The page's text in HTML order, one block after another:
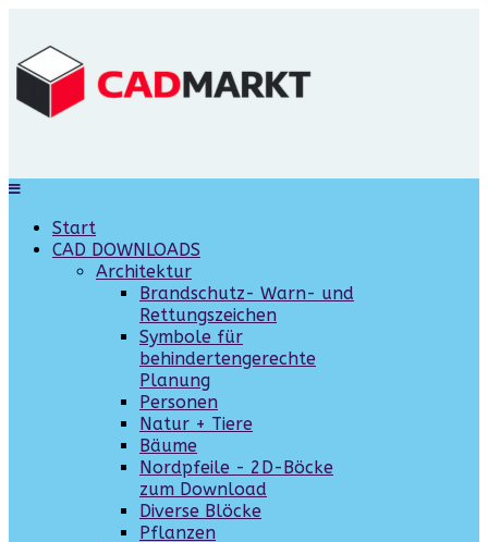
Start
CAD DOWNLOADS
Architektur
Brandschutz- Warn- und
Rettungszeichen
Symbole für
behindertengerechte
Planung
Personen
Natur + Tiere
Bäume
Nordpfeile - 2D-Böcke
zum Download
Diverse Blöcke
Pflanzen